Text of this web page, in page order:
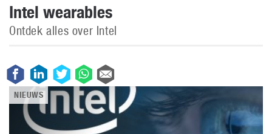
Intel wearables
Ontdek alles over Intel
NIEUWS